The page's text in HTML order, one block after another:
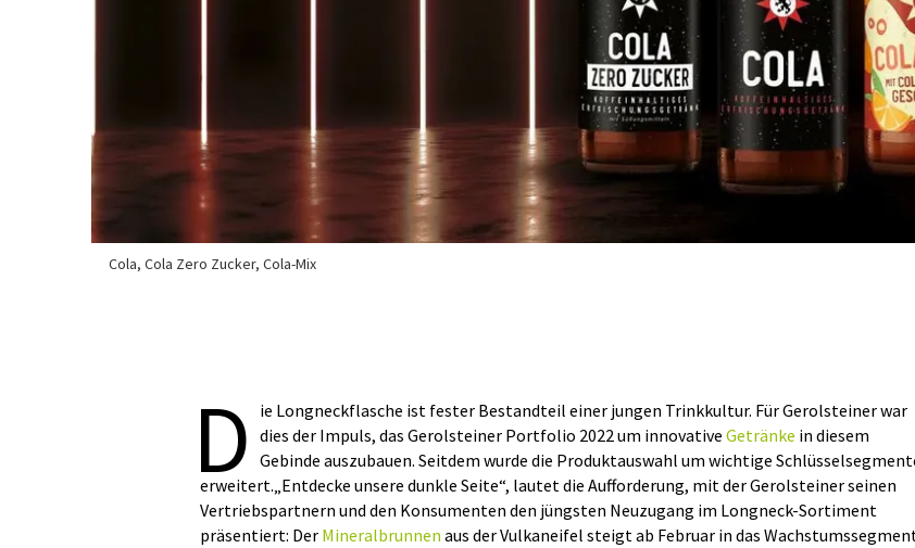
Cola, Cola Zero Zucker, Cola-Mix
D
ie Longneckflasche ist fester Bestandteil einer jungen Trinkkultur. Für Gerolsteiner war
dies der Impuls, das Gerolsteiner Portfolio 2022 um innovative Getränke in diesem
Gebinde auszubauen. Seitdem wurde die Produktauswahl um wichtige
erweitert.„Entdecke unsere dunkle Seite“, lautet die Aufforderung, mit der Gerolsteiner seinen
Vertriebspartnern und den Konsumenten den jüngsten Neuzugang im Longneck-Sortiment
präsentiert: Der Mineralbrunnen aus der Vulkaneifel steigt ab Februar in das